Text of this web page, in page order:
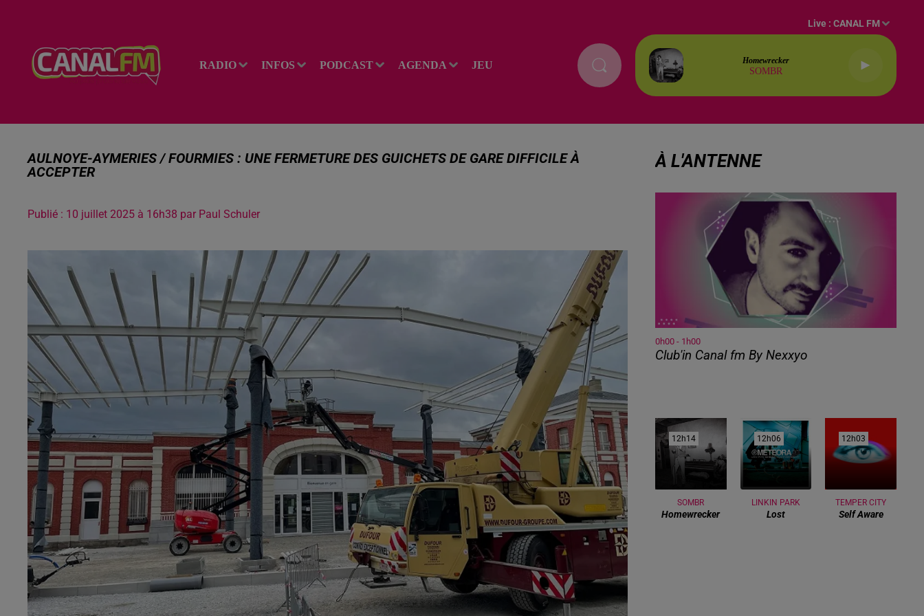
RADIO INFOS PODCAST AGENDA JEU
Live :CANAL FM
Homewrecker
SOMBR
AULNOYE-AYMERIES / FOURMIES : UNE FERMETURE DES GUICHETS DE GARE DIFFICILE À
ACCEPTER
Publié : 10 juillet 2025 à 16h38 par Paul Schuler
À L'ANTENNE
10h00 - 12h00
les dedicaces
0h00 - 1h00
Club'in Canal fm By Nexxyo
12h14
12h14
SOMBR
Homewrecker
12h06
12h06
LINKIN PARK
Lost
12h03
12h03
TEMPER CITY
Self Aware